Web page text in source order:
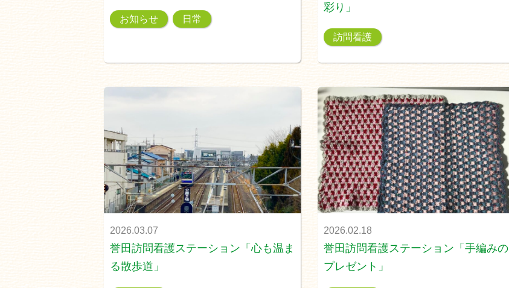
お知らせ 日常
彩り」
訪問看護
2026.03.07
誉田訪問看護ステーション「心も温ま
る散歩道」
2026.02.18
誉田訪問看護ステーション「手編みの
プレゼント」